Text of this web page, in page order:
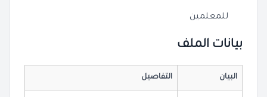
للمعلمين
بيانات الملف
البيان التفاصيل